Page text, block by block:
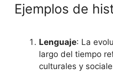
Ejemplos de
Lenguaje: La
largo del tiempo
culturales y